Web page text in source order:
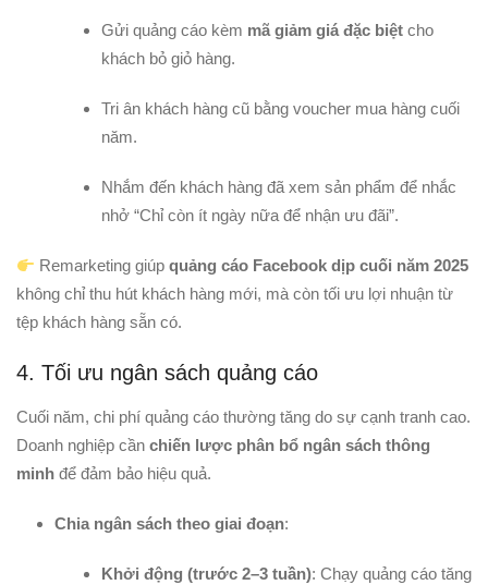
Gửi quảng cáo kèm mã giảm giá đặc biệtcho
khách bỏ giỏ hàng.
Tri ân khách hàng cũ bằng voucher mua hàng cuối
năm.
Nhắm đến khách hàng đã xem sản phẩm để nhắc
nhở “Chỉ còn ít ngày nữa để nhận ưu đãi”.
Remarketing giúpquảng cáo Facebook dịp cuối năm 2025
không chỉ thu hút khách hàng mới, mà còn tối ưu lợi nhuận từ
tệp khách hàng sẵn có.
4. Tối ưu ngân sách quảng cáo
Cuối năm, chi phí quảng cáo thường tăng do sự cạnh tranh cao.
Doanh nghiệp cần chiến lược phân bổ ngân sách thông
minh để đảm bảo hiệu quả.
Chia ngân sách theo giai đoạn:
Khởi động (trước 2–3 tuần): Chạy quảng cáo tăng